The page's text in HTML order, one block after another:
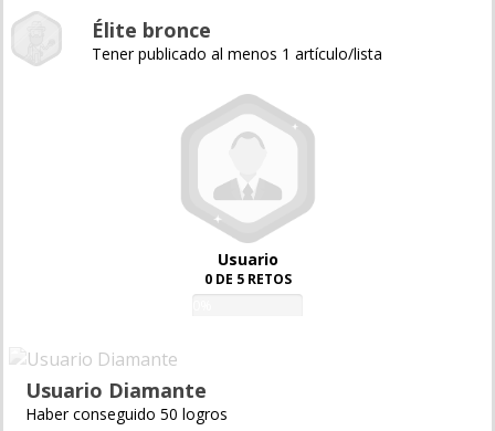
Élite bronce
Tener publicado al menos 1 artículo/lista
Usuario
0 DE 5 RETOS
Usuario Diamante
Haber conseguido 50 logros